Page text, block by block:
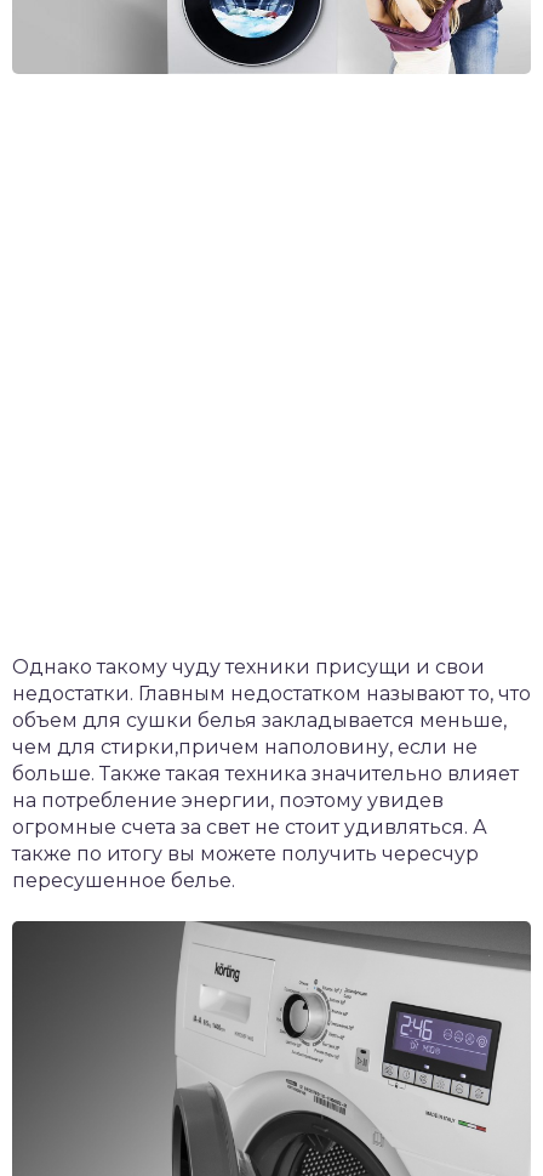
Однако такому чуду техники присущи и свои
недостатки. Главным недостатком называют то, что
объем для сушки белья закладывается меньше,
чем для стирки,причем наполовину, если не
больше. Также такая техника значительно влияет
на потребление энергии, поэтому увидев
огромные счета за свет не стоит удивляться. А
также по итогу вы можете получить чересчур
пересушенное белье.